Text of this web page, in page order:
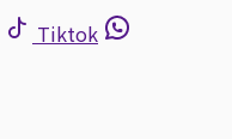
Tiktok